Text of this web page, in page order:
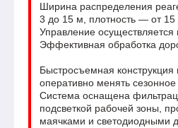
Ширина распределения
3 до 15 м, плотность — от 15
Управление осуществляется
Эффективная обработка
Быстросъемная конструкция
оперативно менять
Система оснащена
подсветкой рабочей зоны,
маячками и светодиодными